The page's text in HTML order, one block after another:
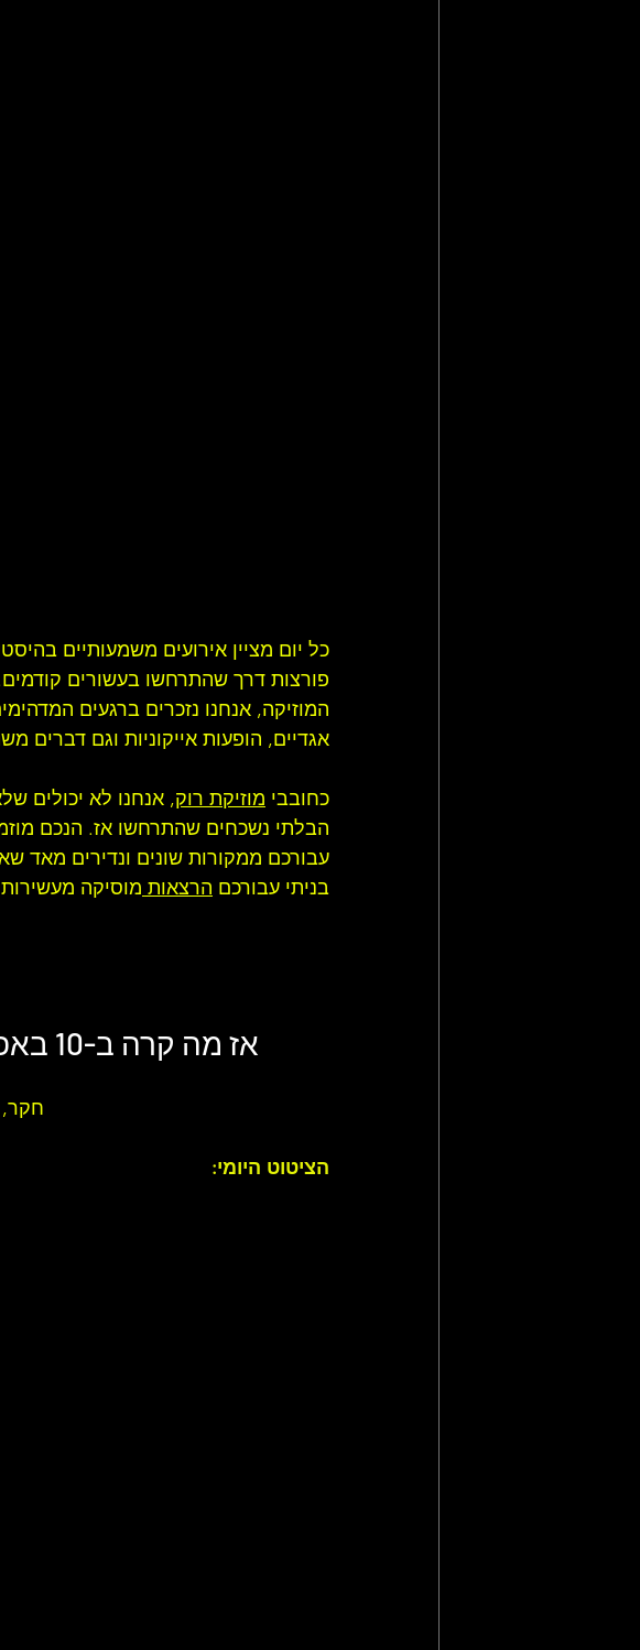
כל יום מציין אירועים משמעותיים
פורצות דרך שהתרחשו בעשורים
המוזיקה, אנחנו נזכרים ברגעים
אגדיים, הופעות אייקוניות וגם דברים
כחובבי מוזיקת רוק, אנחנו לא יכולים
הבלתי נשכחים שהתרחשו אז. הנכם
עבורכם ממקורות שונים ונדירים מאד
בניתי עבורכם הרצאות מוסיקה מעשירות
אז מה קרה ב-10 באפריל (10.4) בעולם של
חקר,
הציטוט היומי: